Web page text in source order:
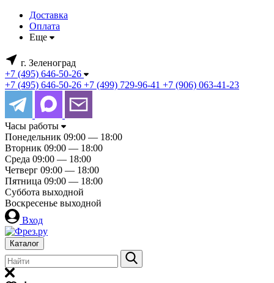
Доставка
Оплата
Еще
г. Зеленоград
+7 (495) 646-50-26
+7 (495) 646-50-26 +7 (499) 729-96-41 +7 (906) 063-41-23
Часы работы
Понедельник 09:00 — 18:00
Вторник 09:00 — 18:00
Среда 09:00 — 18:00
Четверг 09:00 — 18:00
Пятница 09:00 — 18:00
Суббота выходной
Воскресенье выходной
Вход
Каталог